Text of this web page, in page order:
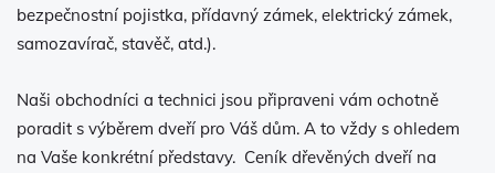
bezpečnostní pojistka, přídavný zámek, elektrický zámek,
samozavírač, stavěč, atd.).
Naši obchodníci a technici jsou připraveni vám ochotně
poradit s výběrem dveří pro Váš dům. A to vždy s ohledem
na Vaše konkrétní představy. Ceník dřevěných dveří na